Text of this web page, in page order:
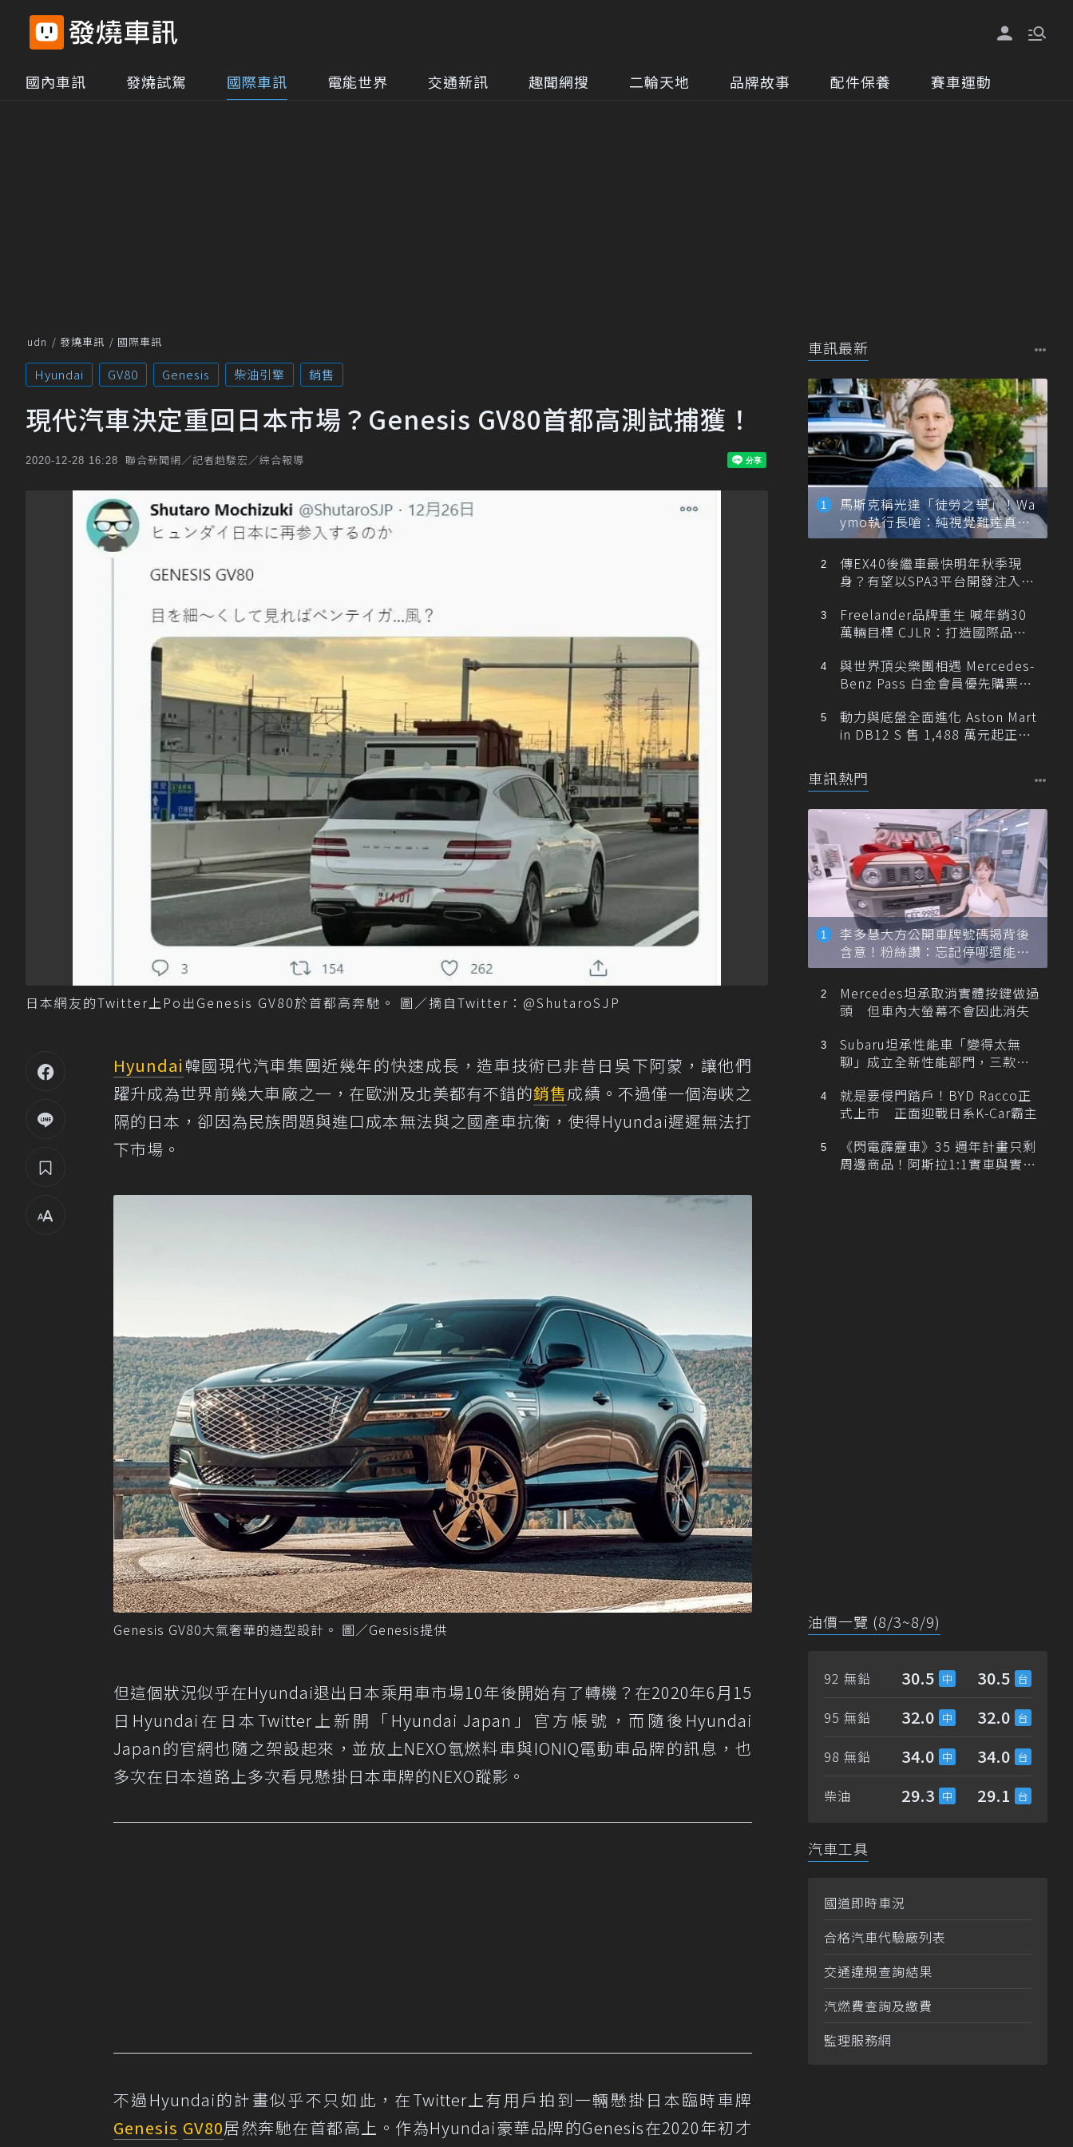
國內車訊 發燒試駕 國際車訊 電能世界 交通新訊 趣聞網搜 二輪天地 品牌故事 配件保養 賽車運動
udn 發燒車訊 國際車訊
Hyundai GV80 Genesis 柴油引擎 銷售
現代汽車決定重回日本市場？Genesis GV80首都高測試捕獲！
2020-12-28 16:28 聯合新聞網／記者趙駿宏／綜合報導
日本網友的Twitter上Po出Genesis GV80於首都高奔馳。 圖／摘自Twitter：@ShutaroSJP
Hyundai韓國現代汽車集團近幾年的快速成長，造車技術已非昔日吳下阿蒙，讓他們
躍升成為世界前幾大車廠之一，在歐洲及北美都有不錯的銷售成績。不過僅一個海峽之
隔的日本，卻因為民族問題與進口成本無法與之國產車抗衡，使得Hyundai遲遲無法打
下市場。
Genesis GV80大氣奢華的造型設計。 圖／Genesis提供
但這個狀況似乎在Hyundai退出日本乘用車市場10年後開始有了轉機？在2020年6月15
日Hyundai在日本Twitter上新開「Hyundai Japan」官方帳號，而隨後Hyundai
Japan的官網也隨之架設起來，並放上NEXO氫燃料車與IONIQ電動車品牌的訊息，也
多次在日本道路上多次看見懸掛日本車牌的NEXO蹤影。
不過Hyundai的計畫似乎不只如此，在Twitter上有用戶拍到一輛懸掛日本臨時車牌
Genesis GV80居然奔馳在首都高上。作為Hyundai豪華品牌的Genesis在2020年初才
車訊最新
馬斯克稱光達「徒勞之舉」！Wa
ymo執行長嗆：純視覺難達真正
自動駕駛
傳EX40後繼車最快明年秋季現
身？有望以SPA3平台開發注入80
Freelander品牌重生 喊年銷30
萬輛目標 CJLR：打造國際品牌
與世界頂尖樂團相遇 Mercedes-
Benz Pass 白金會員優先購票維
動力與底盤全面進化 Aston Mart
in DB12 S 售 1,488 萬元起正式
車訊熱門
李多慧大方公開車牌號碼揭背後
含意！粉絲讚：忘記停哪還能幫
忙找車
Mercedes坦承取消實體按鍵做過
頭 但車內大螢幕不會因此消失
Subaru坦承性能車「變得太無
聊」成立全新性能部門，三款手
就是要侵門踏戶！BYD Racco正
式上市 正面迎戰日系K-Car霸主
《閃電霹靂車》35 週年計畫只剩
周邊商品！阿斯拉1:1實車與實體
油價一覽 (8/3~8/9)
92 無鉛 30.5 30.5
95 無鉛 32.0 32.0
98 無鉛 34.0 34.0
柴油 29.3 29.1
汽車工具
國道即時車況
合格汽車代驗廠列表
交通違規查詢結果
汽燃費查詢及繳費
監理服務網